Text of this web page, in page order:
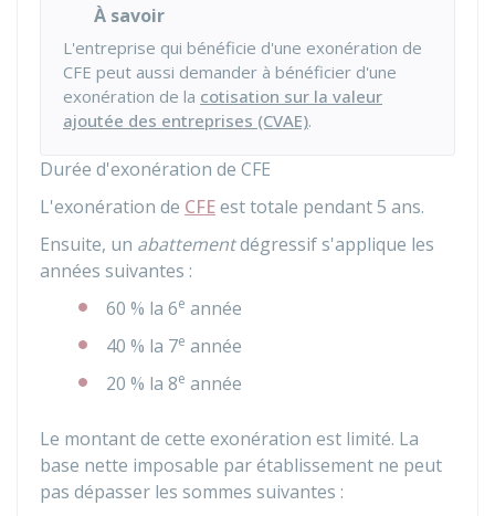
À savoir
L'entreprise qui bénéficie d'une exonération de
CFE peut aussi demander à bénéficier d'une
exonération de la cotisation sur la valeur
ajoutée des entreprises (CVAE).
Durée d'exonération de CFE
L'exonération de CFEest totale pendant 5 ans.
Ensuite, un abattementdégressif s'applique les
années suivantes :
60 % la 6e année
40 % la 7e année
20 % la 8e année
Le montant de cette exonération est limité. La
base nette imposable par établissement ne peut
pas dépasser les sommes suivantes :